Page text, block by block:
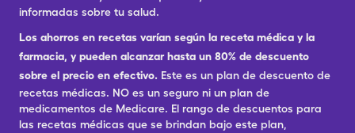
informadas sobre tu salud.
Los ahorros en recetas varían según la receta médica y la
farmacia, y pueden alcanzar hasta un 80% de descuento
sobre el precio en efectivo. Este es un plan de descuento de
recetas médicas. NO es un seguro ni un plan de
medicamentos de Medicare. El rango de descuentos para
las recetas médicas que se brindan bajo este plan,